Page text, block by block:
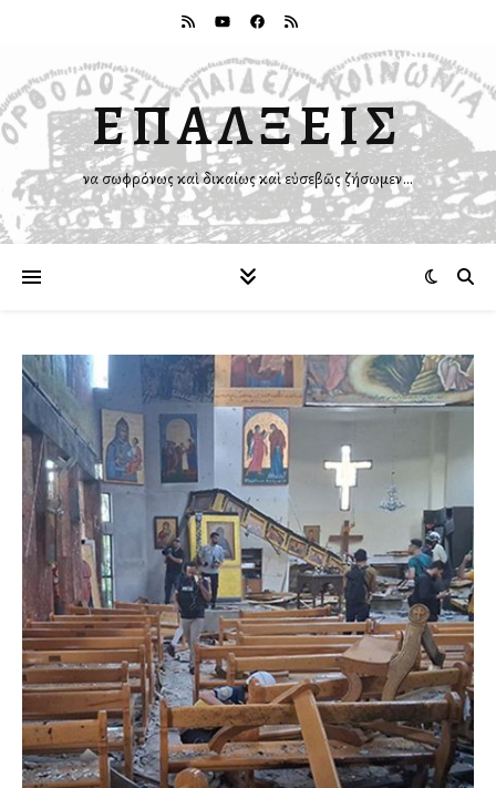
ΕΠΑΛΞΕΙΣ
Ἵνα σωφρόνως καὶ δικαίως καὶ εὐσεβῶς ζήσωμεν…